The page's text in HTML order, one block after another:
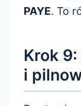
PAYE. To
Krok
i